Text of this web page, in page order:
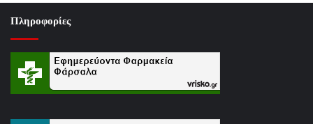
Πληροφορίες